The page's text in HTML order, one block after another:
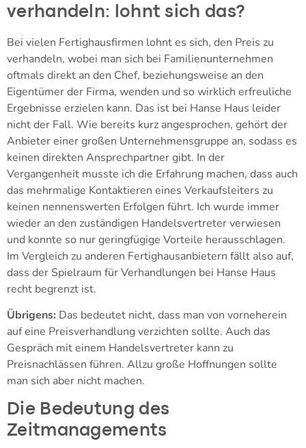
verhandeln: lohnt sich das?
Bei vielen Fertighausfirmen lohnt es sich, den Preis zu
verhandeln, wobei man sich bei Familienunternehmen
oftmals direkt an den Chef, beziehungsweise an den
Eigentümer der Firma, wenden und so wirklich erfreuliche
Ergebnisse erzielen kann. Das ist bei Hanse Haus leider
nicht der Fall. Wie bereits kurz angesprochen, gehört der
Anbieter einer großen Unternehmensgruppe an, sodass es
keinen direkten Ansprechpartner gibt. In der
Vergangenheit musste ich die Erfahrung machen, dass auch
das mehrmalige Kontaktieren eines Verkaufsleiters zu
keinen nennenswerten Erfolgen führt. Ich wurde immer
wieder an den zuständigen Handelsvertreter verwiesen
und konnte so nur geringfügige Vorteile herausschlagen.
Im Vergleich zu anderen Fertighausanbietern fällt also auf,
dass der Spielraum für Verhandlungen bei Hanse Haus
recht begrenzt ist.
Übrigens: Das bedeutet nicht, dass man von vorneherein
auf eine Preisverhandlung verzichten sollte. Auch das
Gespräch mit einem Handelsvertreter kann zu
Preisnachlässen führen. Allzu große Hoffnungen sollte
man sich aber nicht machen.
Die Bedeutung des
Zeitmanagements